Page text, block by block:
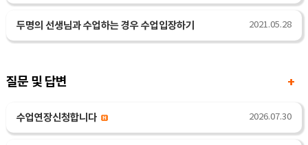
두명의 선생님과 수업하는 경우 수업입장하기 2021.05.28
질문 및 답변 +
수업연장신청합니다 2026.07.30